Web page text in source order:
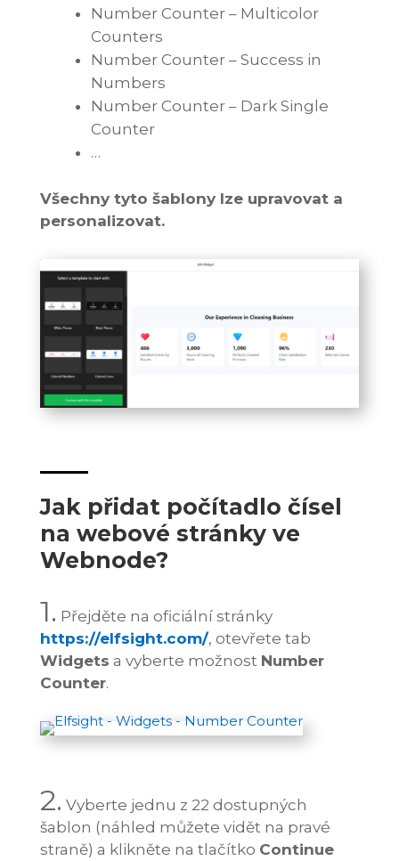
Number Counter – Multicolor
Counters
Number Counter – Success in
Numbers
Number Counter – Dark Single
Counter
…
Všechny tyto šablony lze upravovat a
personalizovat.
Jak přidat počítadlo čísel
na webové stránky ve
Webnode?
1. Přejděte na oficiální stránky
https://elfsight.com/, otevřete tab
Widgets a vyberte možnost Number
Counter.
2. Vyberte jednu z 22 dostupných
šablon (náhled můžete vidět na pravé
straně) a klikněte na tlačítko Continue